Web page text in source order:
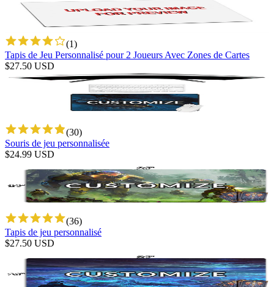
(1)
Tapis de Jeu Personnalisé pour 2 Joueurs Avec Zones de Cartes
$27.50 USD
(30)
Souris de jeu personnalisée
$24.99 USD
(36)
Tapis de jeu personnalisé
$27.50 USD